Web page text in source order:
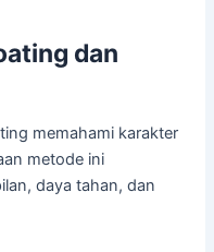
dan
memahami karakter
metode ini
daya tahan, dan